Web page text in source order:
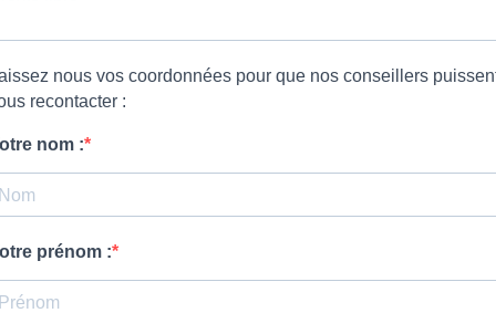
nous vos coordonnées pour que nos conseillers
recontacter :
nom :
prénom :